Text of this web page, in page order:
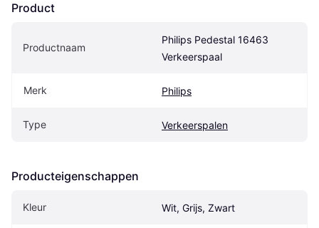
Product
Productnaam
Philips Pedestal 16463
Verkeerspaal
Merk Philips
Type Verkeerspalen
Producteigenschappen
Kleur Wit, Grijs, Zwart